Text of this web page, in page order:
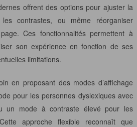
offrent des options pour ajuster la
contrastes, ou même réorganiser
Ces fonctionnalités permettent à
son expérience en fonction de ses
limitations.
en proposant des modes d’affichage
pour les personnes dyslexiques avec
un mode à contraste élevé pour les
approche flexible reconnaît que